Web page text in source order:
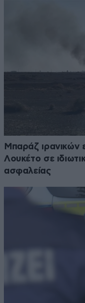
Μπαράζ ιρανικών
Λουκέτο σε
ασφαλείας